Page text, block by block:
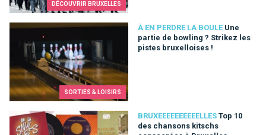
DÉCOUVRIR BRUXELLES
SORTIES & LOISIRS
À EN PERDRE LA BOULE Une
partie de bowling ? Strikez les
pistes bruxelloises !
Une partie de bowling ? Strikez les pistes bruxelloises !
BRUXEEEEEEEEEELLES Top 10
des chansons kitschs
Top 10 des chansons kitschs consacrées à Bruxelles